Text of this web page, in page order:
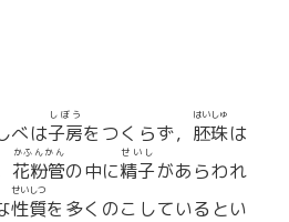
べは子房
しぼう
をつくらず， 胚珠
はいしゅ
は
花粉管
かふんかん
の中に精子
せいし
があらわれ
性質
せいしつ
を多くのこしているとい